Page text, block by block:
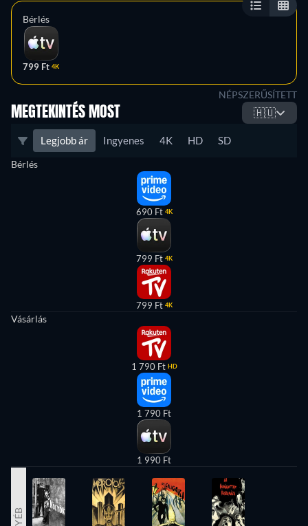
Bérlés
799 Ft 4K
NÉPSZERŰSÍTETT
MEGTEKINTÉS MOST 🇭🇺
Legjobb ár Ingyenes 4K HD SD
Bérlés
690 Ft 4K
799 Ft 4K
799 Ft 4K
Vásárlás
1 790 Ft HD
1 790 Ft
1 990 Ft